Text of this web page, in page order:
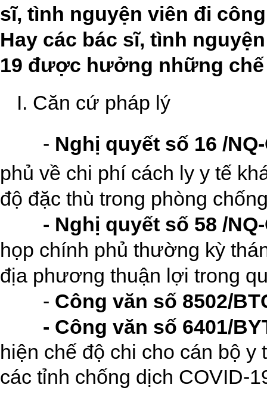
sĩ, tình nguyện viên đi
Hay các bác sĩ, tình
19 được hưởng những
I. Căn cứ pháp lý
- Nghị quyết số 16 /
phủ về chi phí cách ly y tế
độ đặc thù trong phòng
- Nghị quyết số 58 /
họp chính phủ thường kỳ
địa phương thuận lợi trong
- Công văn số 8502/
- Công văn số 6401/
hiện chế độ chi cho cán bộ
các tỉnh chống dịch COVID-